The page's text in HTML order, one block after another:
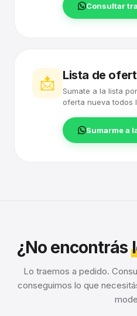
Consultar
📩 Lista de
Sumate a la lista
oferta nueva todos
Sumarme a
¿No encontrás
Lo traemos a pedido.
conseguimos lo que